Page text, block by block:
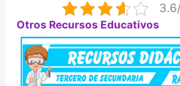
Otros Recursos Educativos